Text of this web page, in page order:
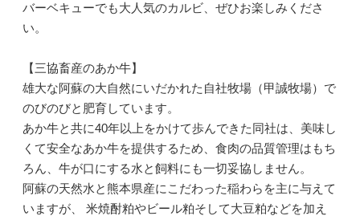
バーベキューでも大人気のカルビ、ぜひお楽しみくださ
い。
【三協畜産のあか牛】
雄大な阿蘇の大自然にいだかれた自社牧場（甲誠牧場）で
のびのびと肥育しています。
あか牛と共に40年以上をかけて歩んできた同社は、美味し
くて安全なあか牛を提供するため、食肉の品質管理はもち
ろん、牛が口にする水と飼料にも一切妥協しません。
阿蘇の天然水と熊本県産にこだわった稲わらを主に与えて
いますが、 米焼酎粕やビール粕そして大豆粕などを加え